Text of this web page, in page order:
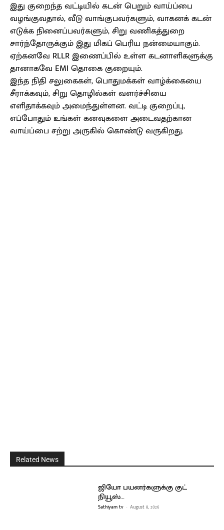
இது குறைந்த வட்டியில் கடன் பெறும் வாய்ப்பை
வழங்குவதால், வீடு வாங்குபவர்களும், வாகனக் கடன்
எடுக்க நினைப்பவர்களும், சிறு வணிகத்துறை
சார்ந்தோருக்கும் இது மிகப் பெரிய நன்மையாகும்.
ஏற்கனவே RLLR இணைப்பில் உள்ள கடனாளிகளுக்கு
தானாகவே EMI தொகை குறையும்.
இந்த நிதி சலுகைகள், பொதுமக்கள் வாழ்க்கையை
சீராக்கவும், சிறு தொழில்கள் வளர்ச்சியை
எளிதாக்கவும் அமைந்துள்ளன. வட்டி குறைப்பு,
எப்போதும் உங்கள் கனவுகளை அடைவதற்கான
வாய்ப்பை சற்று அருகில் கொண்டு வருகிறது.
Related News
ஜியோ பயனர்களுக்கு குட்
நியூஸ்…
Sathiyam tv - August 8, 2026